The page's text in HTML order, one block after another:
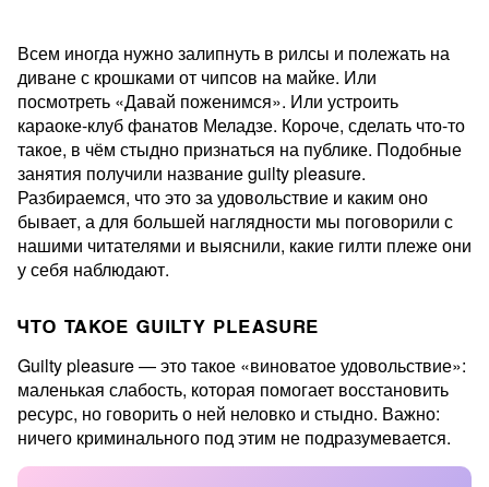
Всем иногда нужно залипнуть в рилсы и полежать на
диване с крошками от чипсов на майке. Или
посмотреть «Давай поженимся». Или устроить
караоке-клуб фанатов Меладзе. Короче, сделать что-то
такое, в чём стыдно признаться на публике. Подобные
занятия получили название guilty pleasure.
Разбираемся, что это за удовольствие и каким оно
бывает, а для большей наглядности мы поговорили с
нашими читателями и выяснили, какие гилти плеже они
у себя наблюдают.
ЧТО ТАКОЕ GUILTY PLEASURE
Guilty pleasure — это такое «виноватое удовольствие»:
маленькая слабость, которая помогает восстановить
ресурс, но говорить о ней неловко и стыдно. Важно:
ничего криминального под этим не подразумевается.